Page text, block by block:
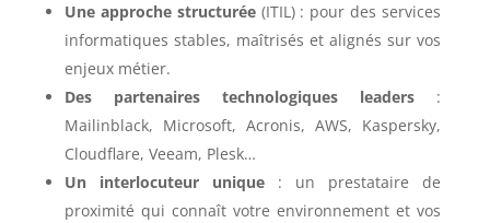
Une approche structurée(ITIL) : pour des services
informatiques stables, maîtrisés et alignés sur vos
enjeux métier.
Des partenaires technologiques leaders :
Mailinblack, Microsoft, Acronis, AWS, Kaspersky,
Cloudflare, Veeam, Plesk…
Un interlocuteur unique: un prestataire de
proximité qui connaît votre environnement et vos